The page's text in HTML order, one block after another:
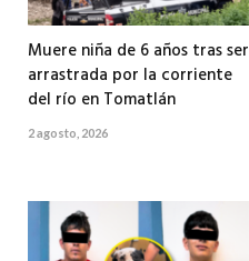
Muere niña de 6 años tras ser
arrastrada por la corriente
del río en Tomatlán
2 agosto, 2026